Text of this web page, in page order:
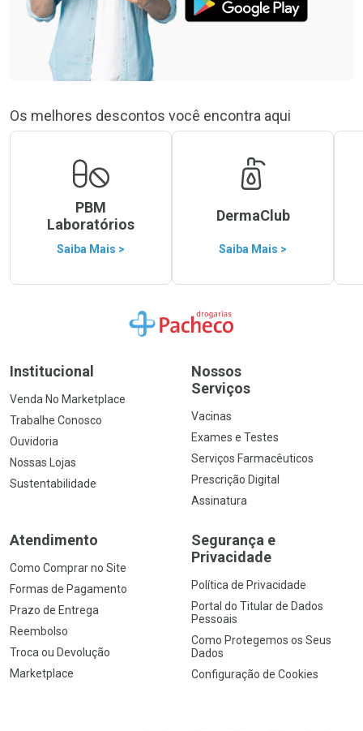
Os melhores descontos você encontra aqui
PBM
Laboratórios
Saiba Mais >
DermaClub
Saiba Mais >
Ir para a Home
Institucional
Venda No Marketplace
Trabalhe Conosco
Ouvidoria
Nossas Lojas
Sustentabilidade
Nossos
Serviços
Vacinas
Exames e Testes
Serviços Farmacêuticos
Prescrição Digital
Assinatura
Atendimento
Como Comprar no Site
Formas de Pagamento
Prazo de Entrega
Reembolso
Troca ou Devolução
Marketplace
Segurança e
Privacidade
Política de Privacidade
Portal do Titular de Dados
Pessoais
Como Protegemos os Seus
Dados
Configuração de Cookies